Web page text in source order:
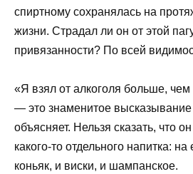
спиртному сохранялась на
жизни. Страдал ли он от этой
привязанности? По всей
«Я взял от алкоголя больше,
— это знаменитое
объясняет. Нельзя сказать, что
какого-то отдельного напитка:
коньяк, и виски, и шампанское.